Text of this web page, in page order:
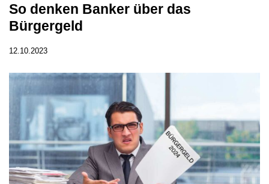
So denken Banker über das
Bürgergeld
12.10.2023